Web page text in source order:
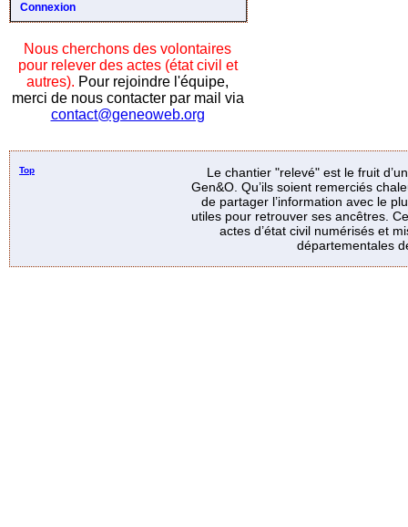
Connexion
Nous cherchons des volontaires
pour relever des actes (état civil et
autres). Pour rejoindre l'équipe,
merci de nous contacter par mail via
contact@geneoweb.org
Top
Le chantier "relevé" est le fruit
Gen&O. Qu’ils soient remerciés
de partager l’information avec le
utiles pour retrouver ses ancêtres.
actes d’état civil numérisés et
départementales